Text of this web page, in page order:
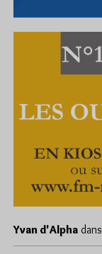
Yvan d'Alpha dans